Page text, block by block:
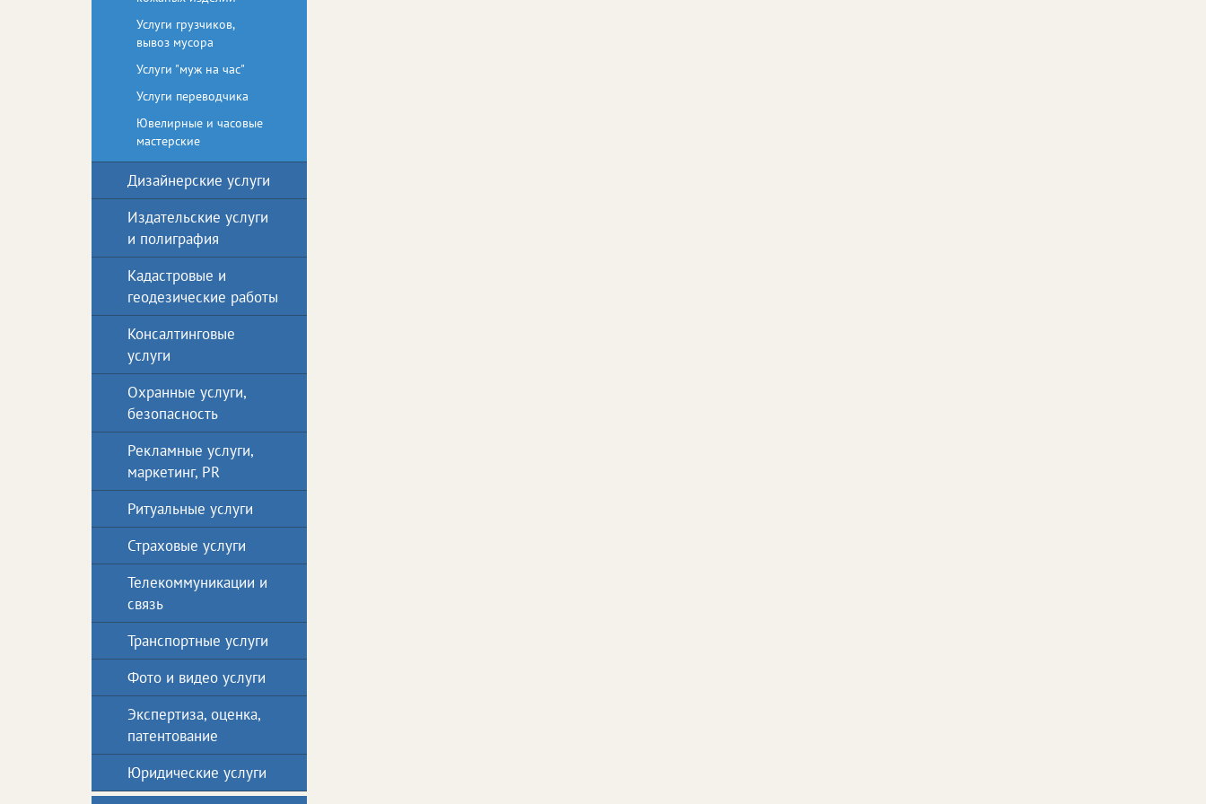
Услуги грузчиков,
вывоз мусора
Услуги "муж на час"
Услуги переводчика
Ювелирные и часовые
мастерские
Дизайнерские услуги
Издательские услуги
и полиграфия
Кадастровые и
геодезические работы
Консалтинговые
услуги
Охранные услуги,
безопасность
Рекламные услуги,
маркетинг, PR
Ритуальные услуги
Страховые услуги
Телекоммуникации и
связь
Транспортные услуги
Фото и видео услуги
Экспертиза, оценка,
патентование
Юридические услуги